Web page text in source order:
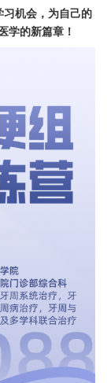
机会，为自己的
学的新篇章！